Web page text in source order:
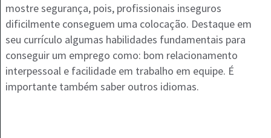
mostre segurança, pois, profissionais inseguros
dificilmente conseguem uma colocação. Destaque em
seu currículo algumas habilidades fundamentais para
conseguir um emprego como: bom relacionamento
interpessoal e facilidade em trabalho em equipe. É
importante também saber outros idiomas.